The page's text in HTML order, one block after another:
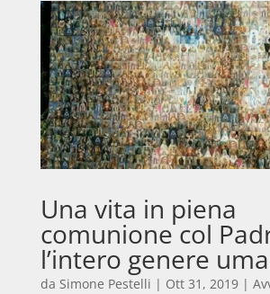
Una vita in piena
comunione col
l’intero genere
da Simone Pestelli | Ott 31, 2019|